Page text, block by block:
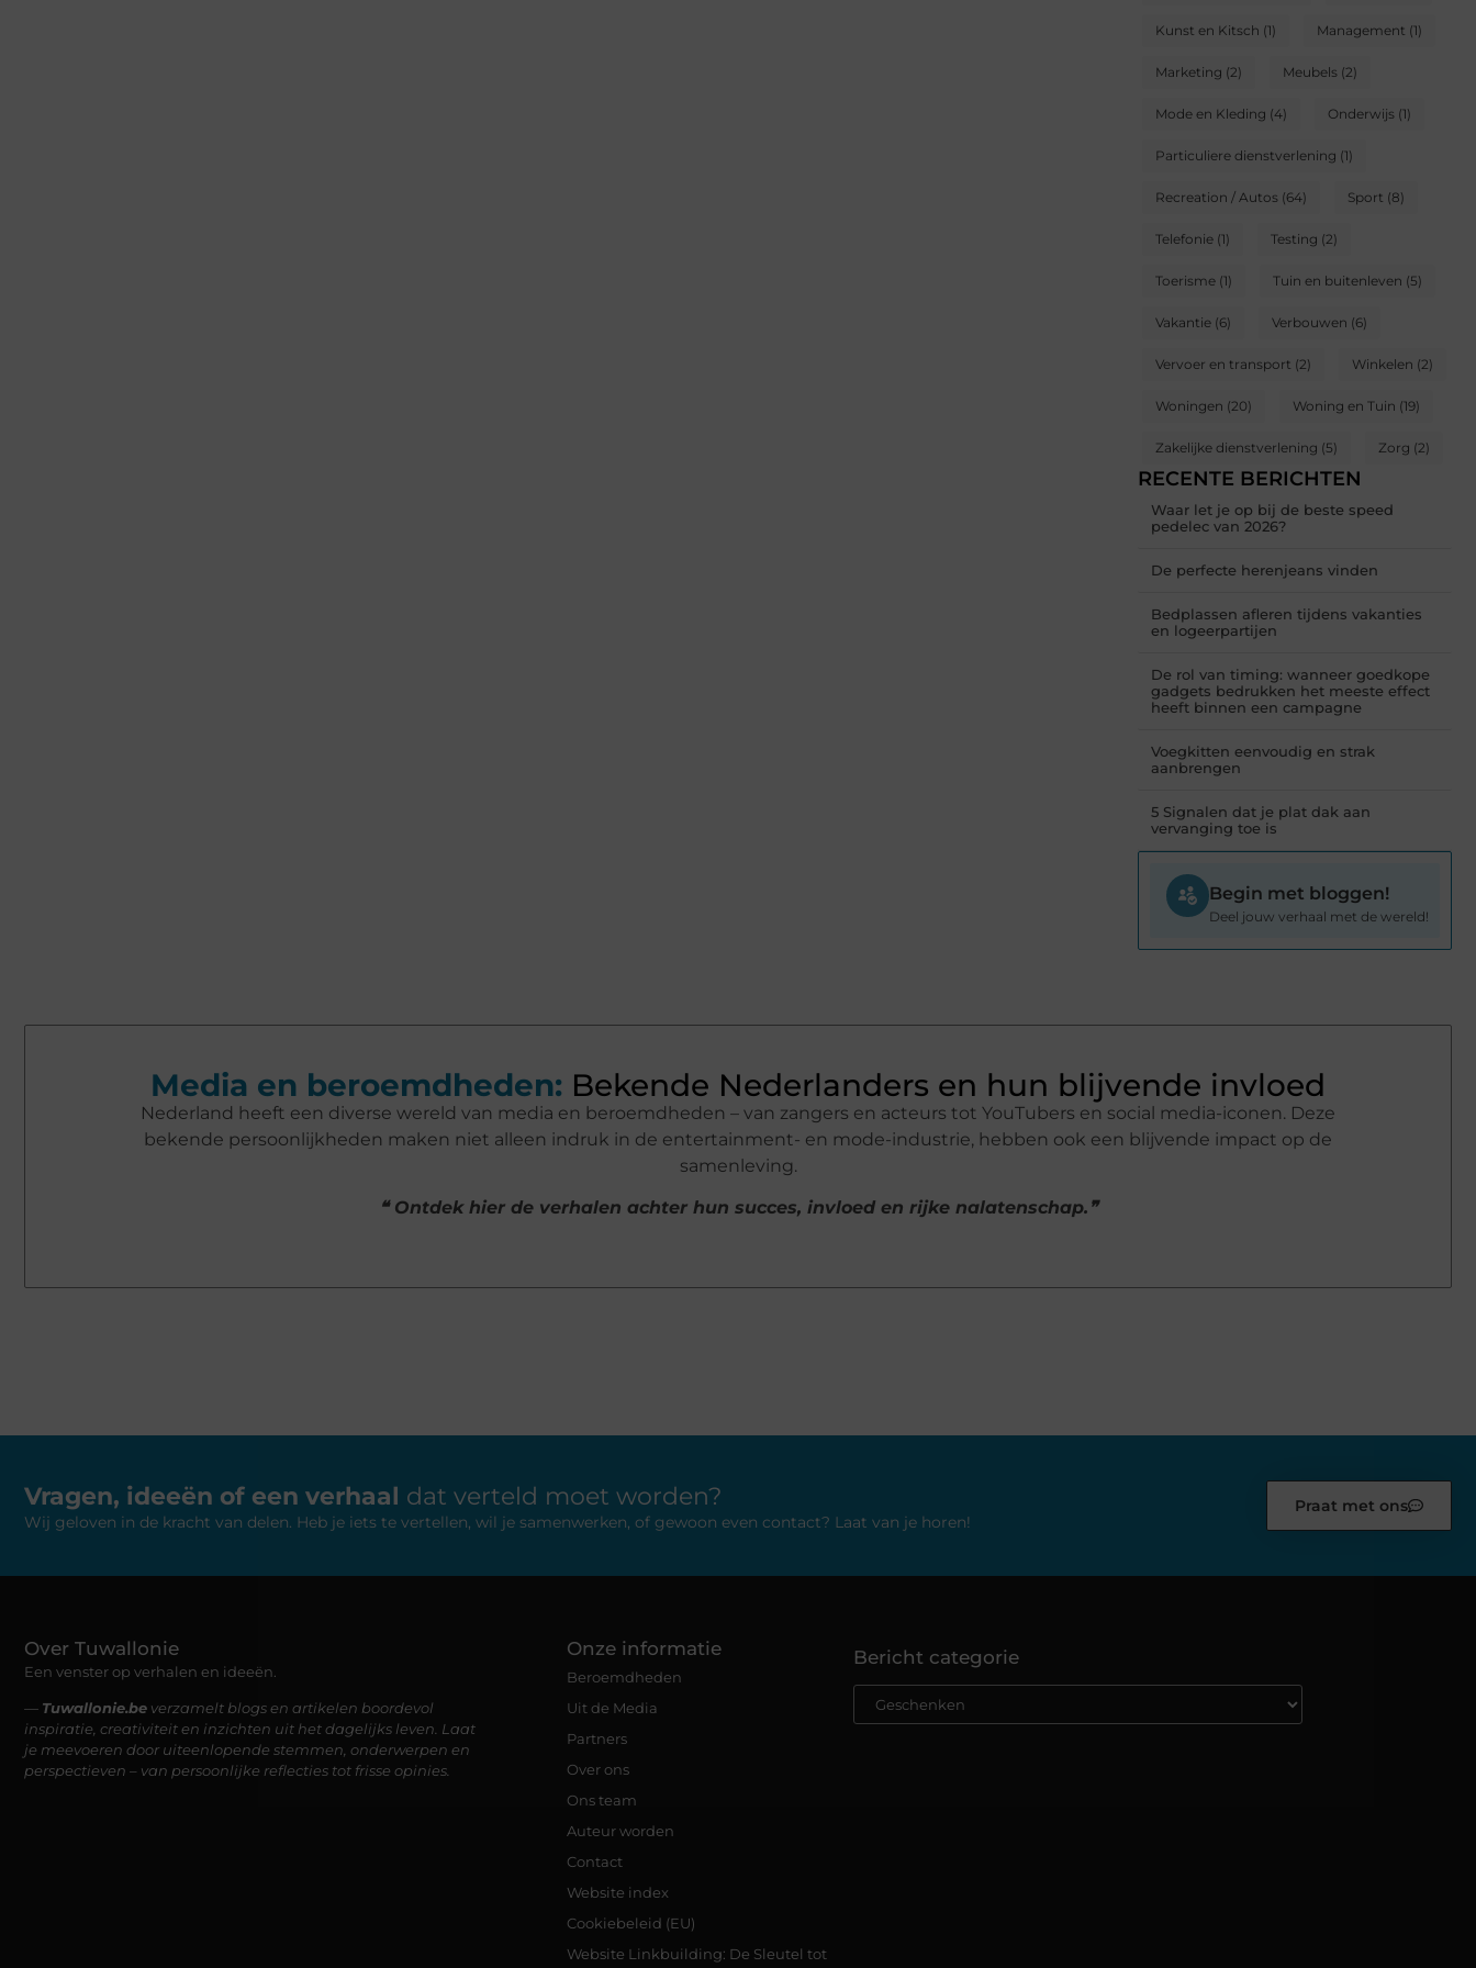
Kunst en Kitsch (1) Management (1)
Marketing (2) Meubels (2)
Mode en Kleding (4) Onderwijs (1)
Particuliere dienstverlening (1)
Recreation / Autos (64) Sport (8)
Telefonie (1) Testing (2)
Toerisme (1) Tuin en buitenleven (5)
Vakantie (6) Verbouwen (6)
Vervoer en transport (2) Winkelen (2)
Woningen (20) Woning en Tuin (19)
Zakelijke dienstverlening (5) Zorg (2)
RECENTE BERICHTEN
Waar let je op bij de beste speed
pedelec van 2026?
De perfecte herenjeans vinden
Bedplassen afleren tijdens vakanties
en logeerpartijen
De rol van timing: wanneer goedkope
gadgets bedrukken het meeste effect
heeft binnen een campagne
Voegkitten eenvoudig en strak
aanbrengen
5 Signalen dat je plat dak aan
vervanging toe is
Begin met bloggen!
Deel jouw verhaal met de wereld!
Media en beroemdheden: Bekende Nederlanders en hun blijvende invloed
Nederland heeft een diverse wereld van media en beroemdheden – van zangers en acteurs tot YouTubers en social media-iconen. Deze
bekende persoonlijkheden maken niet alleen indruk in de entertainment- en mode-industrie, hebben ook een blijvende impact op de
samenleving.
❝ Ontdek hier de verhalen achter hun succes, invloed en rijke nalatenschap.❞
Vragen, ideeën of een verhaal dat verteld moet worden?
Wij geloven in de kracht van delen. Heb je iets te vertellen, wil je samenwerken, of gewoon even contact? Laat van je horen!
Praat met ons
Over Tuwallonie
Een venster op verhalen en ideeën.
— Tuwallonie.be verzamelt blogs en artikelen boordevol
inspiratie, creativiteit en inzichten uit het dagelijks leven. Laat
je meevoeren door uiteenlopende stemmen, onderwerpen en
perspectieven – van persoonlijke reflecties tot frisse opinies.
Onze informatie
Beroemdheden
Uit de Media
Partners
Over ons
Ons team
Auteur worden
Contact
Website index
Cookiebeleid (EU)
Website Linkbuilding: De Sleutel tot
Bericht categorie